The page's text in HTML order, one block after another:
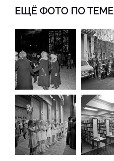
ЕЩЁ ФОТО ПО ТЕМЕ